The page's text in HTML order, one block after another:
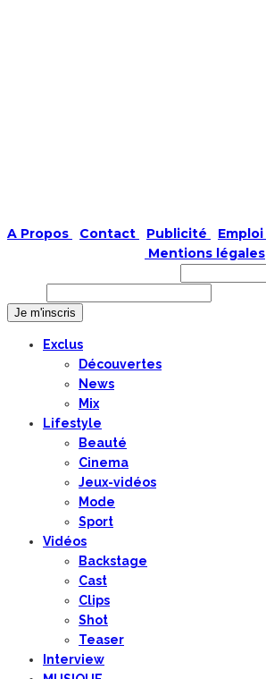
A Propos Contact Publicité Emploi
Mentions légales
Exclus
Découvertes
News
Mix
Lifestyle
Beauté
Cinema
Jeux-vidéos
Mode
Sport
Vidéos
Backstage
Cast
Clips
Shot
Teaser
Interview